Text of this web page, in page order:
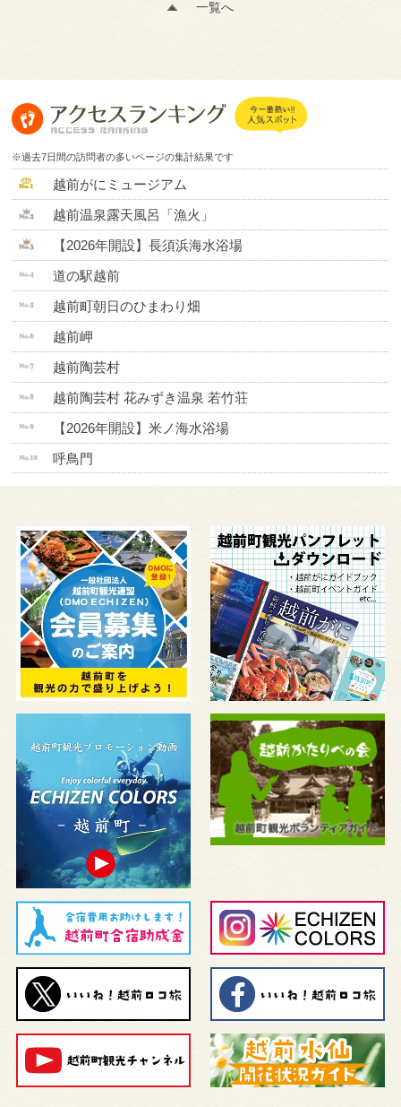
※過去7日間の訪問者の多いページの集計結果です
越前がにミュージアム
越前温泉露天風呂「漁火」
【2026年開設】長須浜海水浴場
道の駅越前
越前町朝日のひまわり畑
越前岬
越前陶芸村
越前陶芸村 花みずき温泉 若竹荘
【2026年開設】米ノ海水浴場
呼鳥門
一覧へ